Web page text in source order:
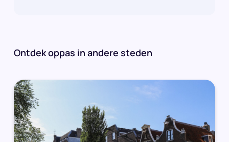
Ontdek oppas in andere steden